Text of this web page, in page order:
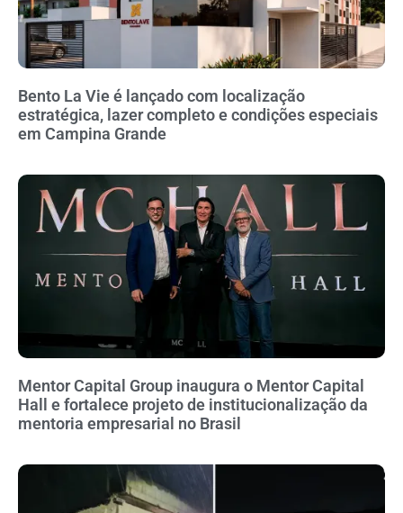
Bento La Vie é lançado com localização
estratégica, lazer completo e condições especiais
em Campina Grande
Mentor Capital Group inaugura o Mentor Capital
Hall e fortalece projeto de institucionalização da
mentoria empresarial no Brasil